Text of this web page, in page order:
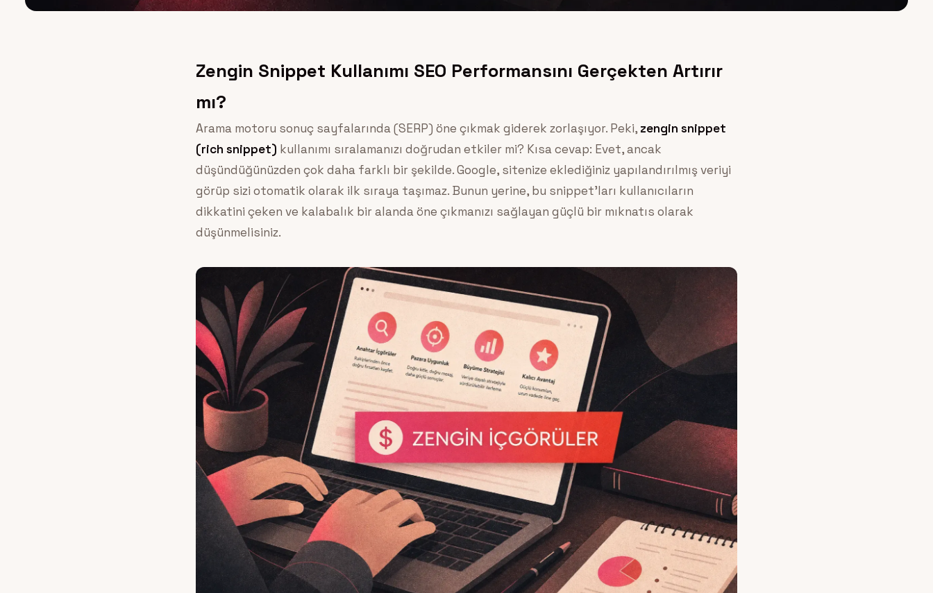
Zengin Snippet Kullanımı SEO Performansını Gerçekten Artırır
mı?
Arama motoru sonuç sayfalarında (SERP) öne çıkmak giderek zorlaşıyor. Peki, zengin snippet
(rich snippet) kullanımı sıralamanızı doğrudan etkiler mi? Kısa cevap: Evet, ancak
düşündüğünüzden çok daha farklı bir şekilde. Google, sitenize eklediğiniz yapılandırılmış veriyi
görüp sizi otomatik olarak ilk sıraya taşımaz. Bunun yerine, bu snippet’ları kullanıcıların
dikkatini çeken ve kalabalık bir alanda öne çıkmanızı sağlayan güçlü bir mıknatıs olarak
düşünmelisiniz.